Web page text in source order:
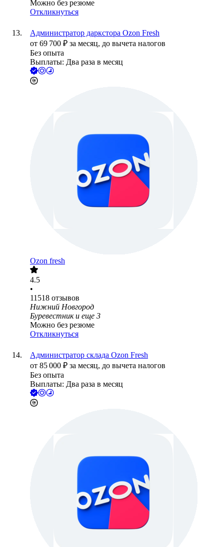
Можно без резюме
Откликнуться
Администратор даркстора Ozon Fresh
от 69 700 ₽ за месяц, до вычета налогов
Без опыта
Выплаты: Два раза в месяц
Ozon fresh
4.5
•
11518 отзывов
Нижний Новгород
Буревестник и еще 3
Можно без резюме
Откликнуться
Администратор склада Ozon Fresh
от 85 000 ₽ за месяц, до вычета налогов
Без опыта
Выплаты: Два раза в месяц